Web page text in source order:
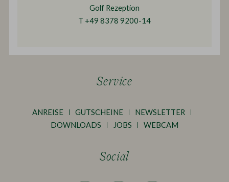
Golf Rezeption
T +49 8378 9200-14
Service
ANREISE GUTSCHEINE
NEWSLETTER
DOWNLOADS
JOBS WEBCAM
Social